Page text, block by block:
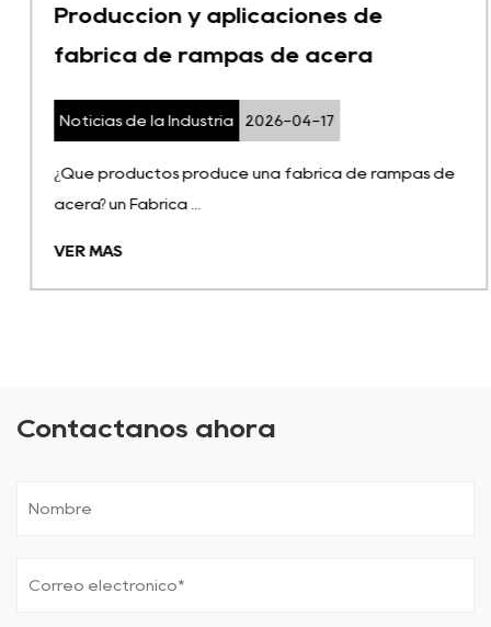
Producción y aplicaciones de
fábrica de rampas de acera
Noticias de la Industria 2026-04-17
¿Qué productos produce una fábrica de rampas de
acera? un Fábrica ...
VER MÁS
Contáctanos ahora